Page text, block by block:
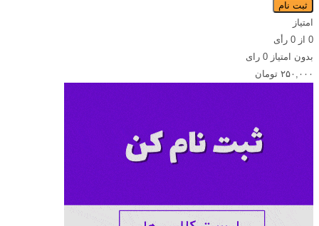
{آمادگی
هدفمند
در
کوتاه‌ترین
زمان}
ثبت نام
امتیاز
0 از 0 رأی
بدون امتیاز 0 رای
۲۵۰,۰۰۰ تومان